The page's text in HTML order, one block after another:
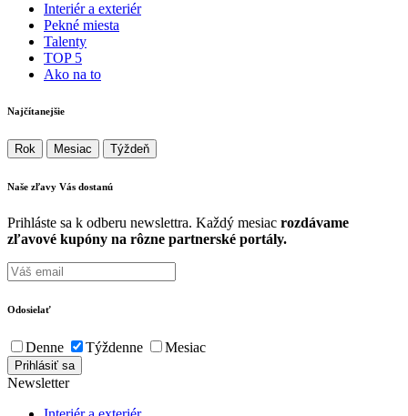
Interiér a exteriér
Pekné miesta
Talenty
TOP 5
Ako na to
Najčítanejšie
Rok Mesiac Týždeň
Naše zľavy Vás dostanú
Prihláste sa k odberu newslettra. Každý mesiac rozdávame
zľavové kupóny na rôzne partnerské portály.
Odosielať
Denne Týždenne Mesiac
Newsletter